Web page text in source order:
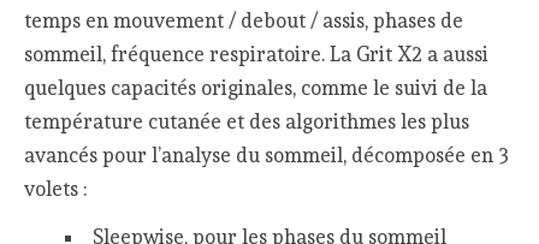
temps en mouvement / debout / assis, phases de
sommeil, fréquence respiratoire. La Grit X2 a aussi
quelques capacités originales, comme le suivi de la
température cutanée et des algorithmes les plus
avancés pour l’analyse du sommeil, décomposée en 3
volets :
Sleepwise, pour les phases du sommeil